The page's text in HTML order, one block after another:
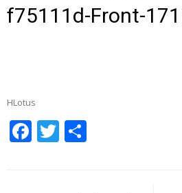
F75111d-Front-
HLotus
Facebook
Twitter